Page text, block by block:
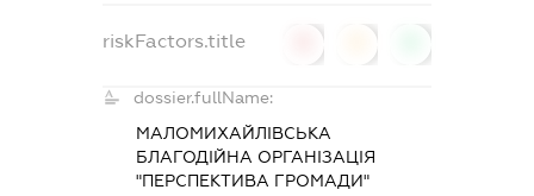
riskFactors.title
dossier.fullName:
МАЛОМИХАЙЛІВСЬКА
БЛАГОДІЙНА ОРГАНІЗАЦІЯ
"ПЕРСПЕКТИВА ГРОМАДИ"